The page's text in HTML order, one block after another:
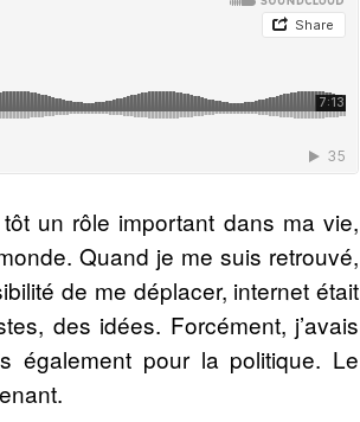
un rôle important dans ma vie,
Quand je me suis retrouvé,
de me déplacer, internet était
des idées. Forcément, j’avais
également pour la politique. Le